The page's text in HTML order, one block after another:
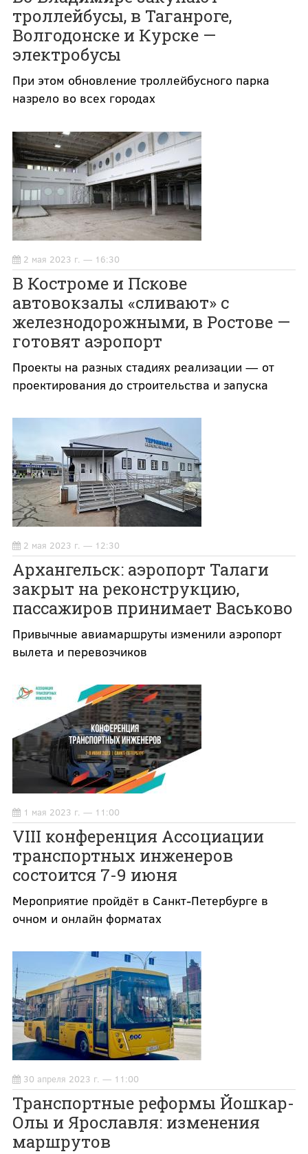
троллейбусы, в Таганроге,
Волгодонске и Курске —
электробусы
При этом обновление троллейбусного парка
назрело во всех городах
2 мая 2023 г. — 16:30
В Костроме и Пскове
автовокзалы «сливают» с
железнодорожными, в Ростове —
готовят аэропорт
Проекты на разных стадиях реализации — от
проектирования до строительства и запуска
2 мая 2023 г. — 12:30
Архангельск: аэропорт Талаги
закрыт на реконструкцию,
пассажиров принимает Васьково
Привычные авиамаршруты изменили аэропорт
вылета и перевозчиков
1 мая 2023 г. — 11:00
VIII конференция Ассоциации
транспортных инженеров
состоится 7-9 июня
Мероприятие пройдёт в Санкт-Петербурге в
очном и онлайн форматах
30 апреля 2023 г. — 11:00
Транспортные реформы Йошкар-
Олы и Ярославля: изменения
маршрутов